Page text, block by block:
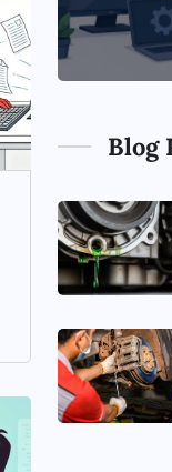
Blog